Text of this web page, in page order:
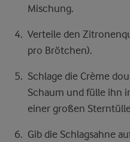
Mischung.
Verteile den
pro Brötchen).
Schlage die Crème
Schaum und fülle ihn
einer großen
Gib die Schlagsahne